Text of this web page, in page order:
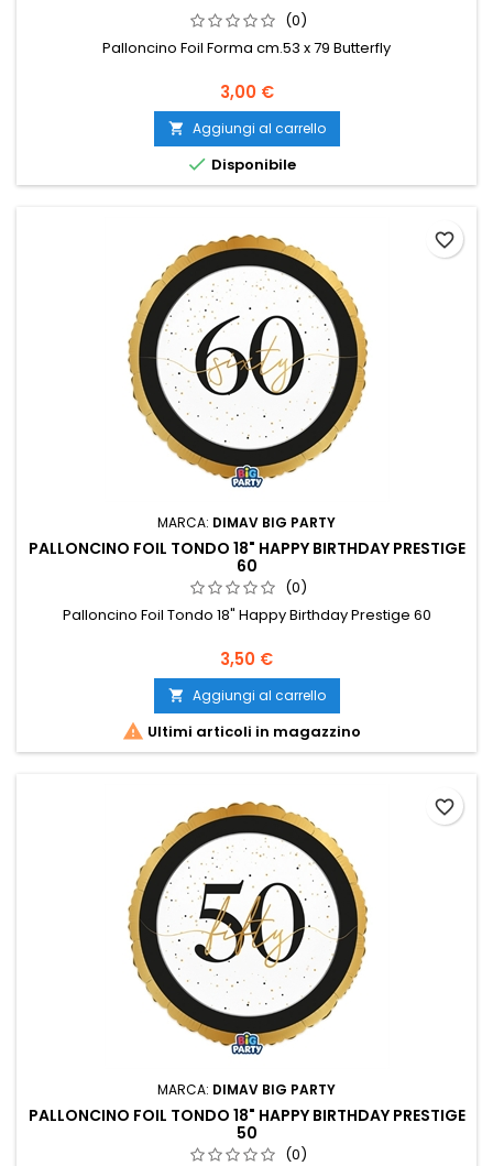
(0)
Palloncino Foil Forma cm.53 x 79 Butterfly
Prezzo
3,00 €
 Aggiungi al carrello
 Disponibile
MARCA: DIMAV BIG PARTY
PALLONCINO FOIL TONDO 18" HAPPY BIRTHDAY PRESTIGE
60
(0)
Palloncino Foil Tondo 18" Happy Birthday Prestige 60
Prezzo
3,50 €
 Aggiungi al carrello
 Ultimi articoli in magazzino
favorite_border
MARCA: DIMAV BIG PARTY
PALLONCINO FOIL TONDO 18" HAPPY BIRTHDAY PRESTIGE
50
(0)
favorite_border